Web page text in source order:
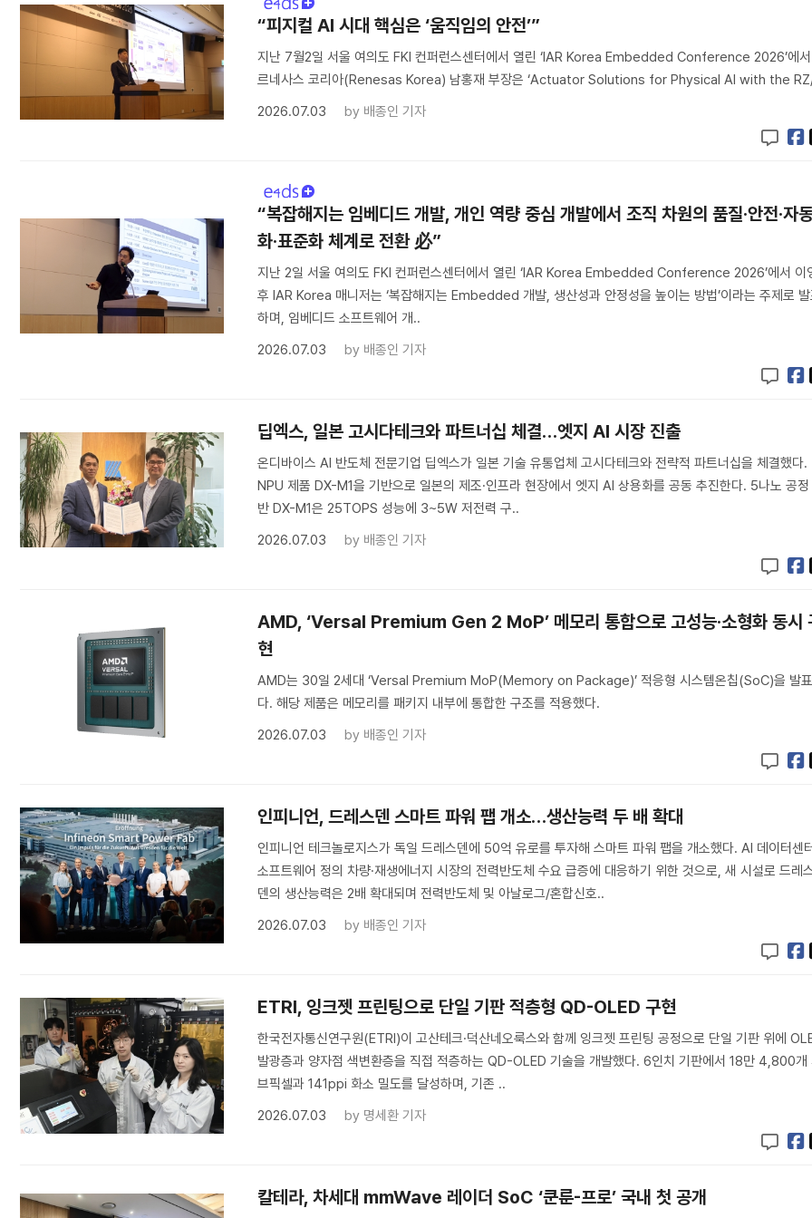
“피지컬 AI 시대 핵심은 ‘움직임의 안전’”
지난 7월2일 서울 여의도 FKI 컨퍼런스센터에서 열린 ‘IAR Korea Embedded Conference 2026’에서
르네사스 코리아(Renesas Korea) 남홍재 부장은 ‘Actuator Solutions for Physical AI with the
2026.07.03
by 배종인 기자
“복잡해지는 임베디드 개발, 개인 역량 중심 개발에서 조직 차원의 품질·안전·자
화·표준화 체계로 전환 必”
지난 2일 서울 여의도 FKI 컨퍼런스센터에서 열린 ‘IAR Korea Embedded Conference 2026’에서 이
후 IAR Korea 매니저는 ‘복잡해지는 Embedded 개발, 생산성과 안정성을 높이는 방법’이라는 주제로 발
하며, 임베디드 소프트웨어 개..
2026.07.03
by 배종인 기자
딥엑스, 일본 고시다테크와 파트너십 체결…엣지 AI 시장 진출
온디바이스 AI 반도체 전문기업 딥엑스가 일본 기술 유통업체 고시다테크와 전략적 파트너십을 체결했다.
NPU 제품 DX-M1을 기반으로 일본의 제조·인프라 현장에서 엣지 AI 상용화를 공동 추진한다. 5나노 공정
반 DX-M1은 25TOPS 성능에 3~5W 저전력 구..
2026.07.03
by 배종인 기자
AMD, ‘Versal Premium Gen 2 MoP’ 메모리 통합으로 고성능·소형화 동시
현
AMD는 30일 2세대 ‘Versal Premium MoP(Memory on Package)’ 적응형 시스템온칩(SoC)을 발
다. 해당 제품은 메모리를 패키지 내부에 통합한 구조를 적용했다.
2026.07.03
by 배종인 기자
인피니언, 드레스덴 스마트 파워 팹 개소…생산능력 두 배 확대
인피니언 테크놀로지스가 독일 드레스덴에 50억 유로를 투자해 스마트 파워 팹을 개소했다. AI 데이터센
소프트웨어 정의 차량·재생에너지 시장의 전력반도체 수요 급증에 대응하기 위한 것으로, 새 시설로 드레
덴의 생산능력은 2배 확대되며 전력반도체 및 아날로그/혼합신호..
2026.07.03
by 배종인 기자
ETRI, 잉크젯 프린팅으로 단일 기판 적층형 QD-OLED 구현
한국전자통신연구원(ETRI)이 고산테크·덕산네오룩스와 함께 잉크젯 프린팅 공정으로 단일 기판 위에
발광층과 양자점 색변환층을 직접 적층하는 QD-OLED 기술을 개발했다. 6인치 기판에서 18만 4,800개
브픽셀과 141ppi 화소 밀도를 달성하며, 기존 ..
2026.07.03
by 명세환 기자
칼테라, 차세대 mmWave 레이더 SoC ‘쿤룬-프로’ 국내 첫 공개